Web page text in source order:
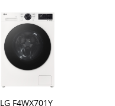
LG F4WX701Y